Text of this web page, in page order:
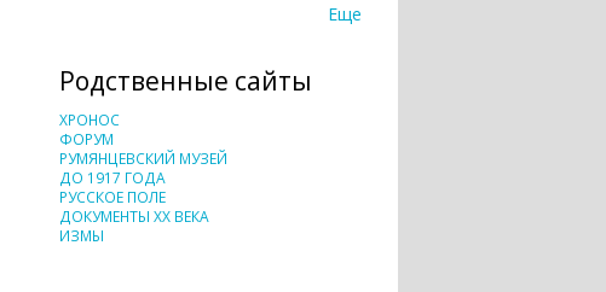
Еще
Родственные сайты
ХРОНОС
ФОРУМ
РУМЯНЦЕВСКИЙ МУЗЕЙ
ДО 1917 ГОДА
РУССКОЕ ПОЛЕ
ДОКУМЕНТЫ XX ВЕКА
ИЗМЫ